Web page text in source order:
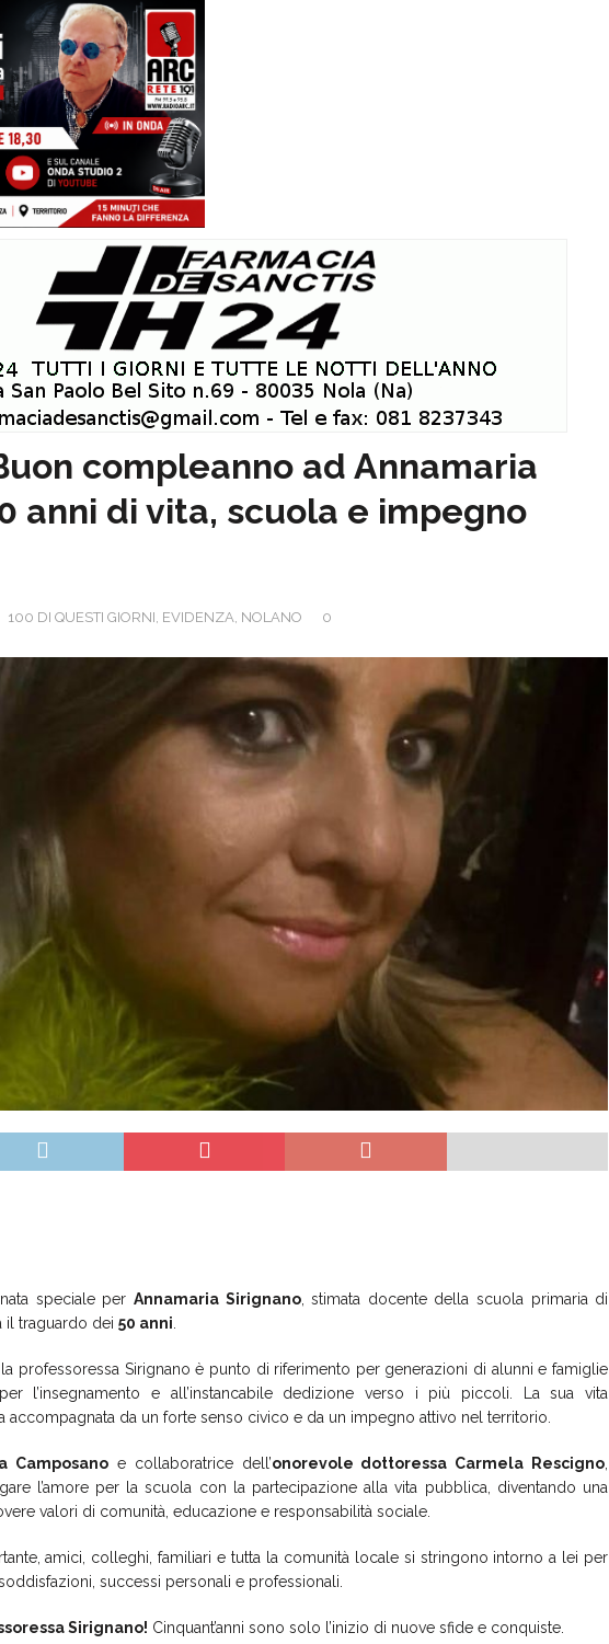
compleanno ad Annamaria
anni di vita, scuola e impegno
100 DI QUESTI GIORNI EVIDENZA NOLANO 0
speciale perAnnamaria Sirignano, stimata docente della scuola primaria di
il traguardo dei 50 anni
la professoressa Sirignano è punto di riferimento per generazioni di alunni e famiglie
l’insegnamento e all’instancabile dedizione verso i più piccoli. La sua vita
accompagnata da un forte senso civico e da un impegno attivo nel territorio.
Camposano e collaboratrice dell’onorevole dottoressa Carmela Rescigno
l’amore per la scuola con la partecipazione alla vita pubblica, diventando una
valori di comunità, educazione e responsabilità sociale.
amici, colleghi, familiari e tutta la comunità locale si stringono intorno a lei per
successi personali e professionali.
Sirignano! Cinquant’anni sono solo l’inizio di nuove sfide e conquiste.